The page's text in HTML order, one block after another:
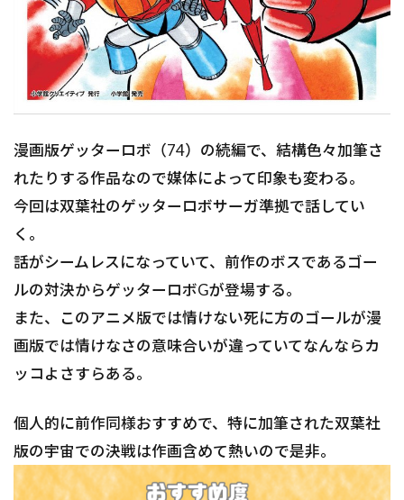
漫画版ゲッターロボ（74）の続編で、結構色々加筆さ
れたりする作品なので媒体によって印象も変わる。
今回は双葉社のゲッターロボサーガ準拠で話してい
く。
話がシームレスになっていて、前作のボスであるゴー
ルの対決からゲッターロボGが登場する。
また、このアニメ版では情けない死に方のゴールが漫
画版では情けなさの意味合いが違っていてなんならカ
ッコよさすらある。
個人的に前作同様おすすめで、特に加筆された双葉社
版の宇宙での決戦は作画含めて熱いので是非。